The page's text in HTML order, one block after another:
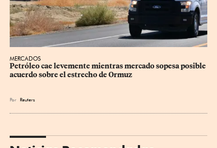
MERCADOS
Petróleo cae levemente mientras mercado sopesa posible
acuerdo sobre el estrecho de Ormuz
Por Reuters